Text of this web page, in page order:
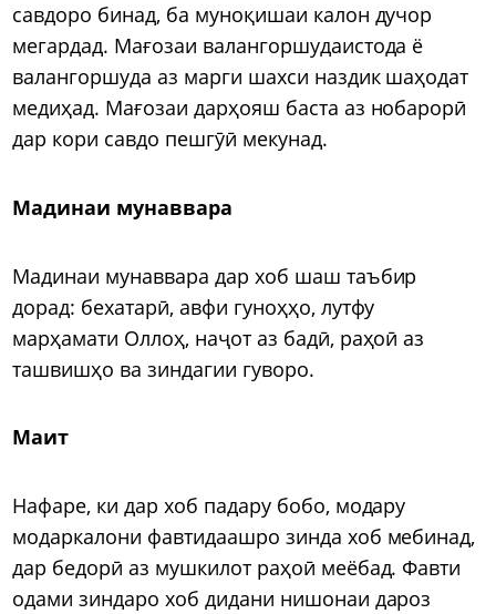
савдоро бинад, ба муноқишаи калон дучор
мегардад. Мағозаи валангоршудаистода ё
валангоршуда аз марги шахси наздик шаҳодат
медиҳад. Мағозаи дарҳояш баста аз нобарорӣ
дар кори савдо пешгӯӣ мекунад.
Мадинаи мунаввара
Мадинаи мунаввара дар хоб шаш таъбир
дорад: бехатарӣ, авфи гуноҳҳо, лутфу
марҳамати Оллоҳ, наҷот аз бадӣ, раҳоӣ аз
ташвишҳо ва зиндагии гуворо.
Маит
Нафаре, ки дар хоб падару бобо, модару
модаркалони фавтидаашро зинда хоб мебинад,
дар бедорӣ аз мушкилот раҳоӣ меёбад. Фавти
одами зиндаро хоб дидани нишонаи дароз